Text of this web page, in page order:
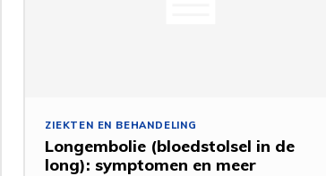
ZIEKTEN EN BEHANDELING
Longembolie (bloedstolsel in de
long): symptomen en meer